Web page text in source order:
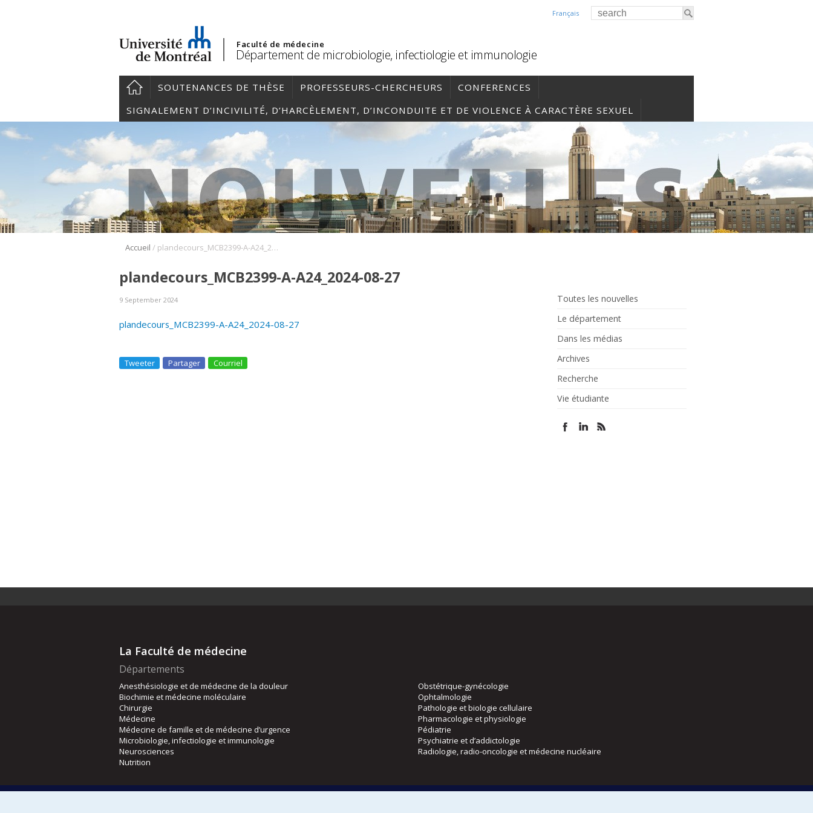
Français
Faculté de médecine
Département de microbiologie, infectiologie et immunologie
SOUTENANCES DE THÈSE PROFESSEURS-CHERCHEURS
CONFERENCES
SIGNALEMENT D’INCIVILITÉ, D’HARCÈLEMENT, D’INCONDUITE ET DE VIOLENCE À CARACTÈRE SEXUEL
Accueil / plandecours_MCB2399-A-A24_2024-08-27
Toutes les nouvelles
Le département
Dans les médias
Archives
Recherche
Vie étudiante
plandecours_MCB2399-A-A24_2024-08-27
9 September 2024
plandecours_MCB2399-A-A24_2024-08-27
Tweeter Partager Courriel
La Faculté de médecine
Départements
Anesthésiologie et de médecine de la douleur
Biochimie et médecine moléculaire
Chirurgie
Médecine
Médecine de famille et de médecine d’urgence
Microbiologie, infectiologie et immunologie
Neurosciences
Nutrition
Obstétrique-gynécologie
Ophtalmologie
Pathologie et biologie cellulaire
Pharmacologie et physiologie
Pédiatrie
Psychiatrie et d’addictologie
Radiologie, radio-oncologie et médecine nucléaire
Écoles Directions